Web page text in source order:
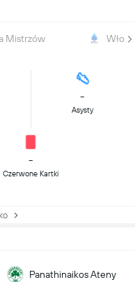
Mistrzów
-
Asysty
-
Czerwone Kartki
Panathinaikos Ateny